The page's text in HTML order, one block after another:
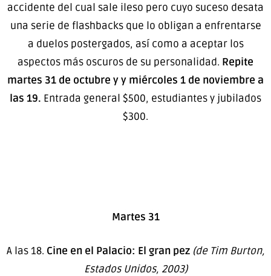
accidente del cual sale ileso pero cuyo suceso desata
una serie de flashbacks que lo obligan a enfrentarse
a duelos postergados, así como a aceptar los
aspectos más oscuros de su personalidad. Repite
martes 31 de octubre y y miércoles 1 de noviembre a
las 19. Entrada general $500, estudiantes y jubilados
$300.
Martes 31
A las 18. Cine en el Palacio: El gran pez (de Tim Burton,
Estados Unidos, 2003)